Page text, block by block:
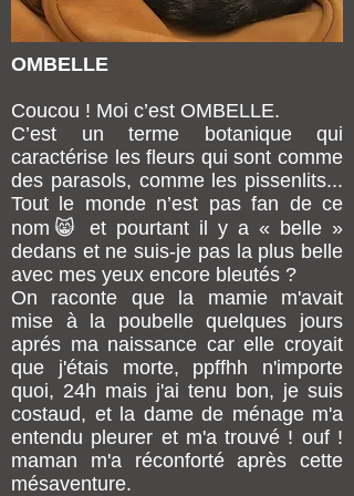
OMBELLE
Coucou ! Moi c’est OMBELLE.
C’est un terme botanique qui
caractérise les fleurs qui sont comme
des parasols, comme les pissenlits...
Tout le monde n’est pas fan de ce
nom😸 et pourtant il y a « belle »
dedans et ne suis-je pas la plus belle
avec mes yeux encore bleutés ?
On raconte que la mamie m'avait
mise à la poubelle quelques jours
aprés ma naissance car elle croyait
que j'étais morte, ppffhh n'importe
quoi, 24h mais j'ai tenu bon, je suis
costaud, et la dame de ménage m'a
entendu pleurer et m'a trouvé ! ouf !
maman m'a réconforté après cette
mésaventure.